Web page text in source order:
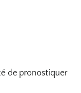
de pronostiquer